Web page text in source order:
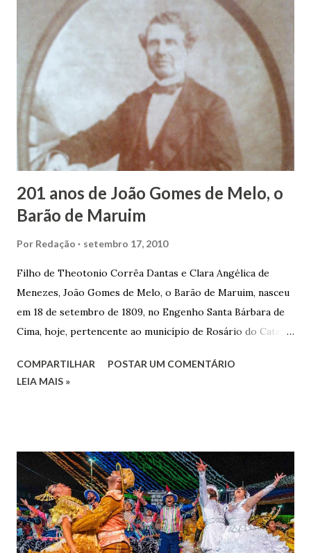
estudos, e então passou a colocar o trabalho em primeiro
plano para auxiliar na renda familiar. No comércio foi
garçon, dono de bar, de armarinho e depois de uma
panificação. “Ao contrário de muitos, que renegam suas
raízes e procuram obscurecer seu passado, orgulhava-se
em defender o pão como garçon, tendo incontáveis vezes
que trabalhar copiosamente fora de seu horário normal em
trocas de gorjetas que c...
201 anos de João Gomes de Melo, o
Barão de Maruim
Por Redação setembro 17, 2010
Filho de Theotonio Corrêa Dantas e Clara Angélica de
Menezes, João Gomes de Melo, o Barão de Maruim, nasceu
em 18 de setembro de 1809, no Engenho Santa Bárbara de
Cima, hoje, pertencente ao município de Rosário do Catete.
José de Faro Leitão, porém o casamento acabou com o
indiciamento para apropriar-se da volumosa herança. Em
1862, transferiu-se para o Rio de Janeiro e casou-se com
uma irmã do Visconde de Uruguai. O Barão de Maruim
apresentou uma grande dedicação à atividade agrícola, que
lhe proporcionou uma grande reserva financeira. João
COMPARTILHAR
POSTAR UM COMENTÁRIO
LEIA MAIS »